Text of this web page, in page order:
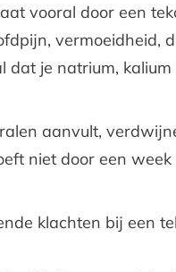
vooral door een
vermoeidheid,
dat je natrium,
aanvult,
niet door een
klachten bij een